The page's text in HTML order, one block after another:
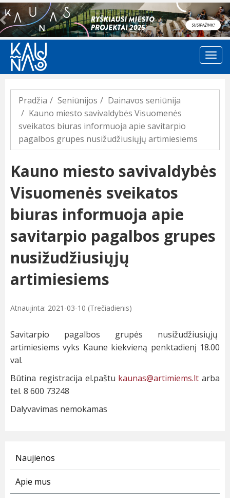
Previous
Pradžia Seniūnijos
Dainavos seniūnija
Kauno miesto savivaldybės Visuomenės
sveikatos biuras informuoja apie savitarpio
pagalbos grupes nusižudžiusiųjų artimiesiems
Kauno miesto savivaldybės
Visuomenės sveikatos
biuras informuoja apie
savitarpio pagalbos grupes
nusižudžiusiųjų
artimiesiems
Atnaujinta: 2021-03-10 (Trečiadienis)
Savitarpio pagalbos grupės nusižudžiusiųjų
artimiesiems vyks Kaune kiekvieną penktadienį 18.00
val.
Būtina registracija el.paštu kaunas@artimiems.lt arba
tel. 8 600 73248
Dalyvavimas nemokamas
Naujienos
Apie mus